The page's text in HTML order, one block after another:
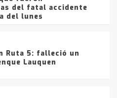
del fatal accidente
del lunes
Ruta 5: falleció un
Lauquen